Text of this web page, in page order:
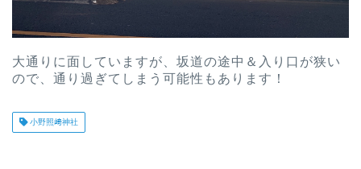
大通りに面していますが、坂道の途中＆入り口が狭い
ので、通り過ぎてしまう可能性もあります！
小野照﨑神社